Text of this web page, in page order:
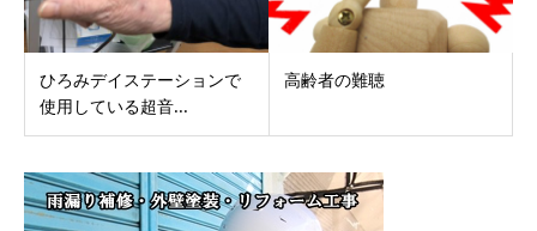
ひろみデイステーションで
使用している超音...
高齢者の難聴